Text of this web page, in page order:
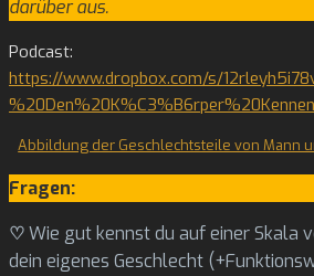
darüber aus.
Podcast:
https://www.dropbox.com/s/
Abbildung der Geschlechtsteile von Mann
Fragen:
♡Wie gut kennst du auf einer Skala
dein eigenes Geschlecht